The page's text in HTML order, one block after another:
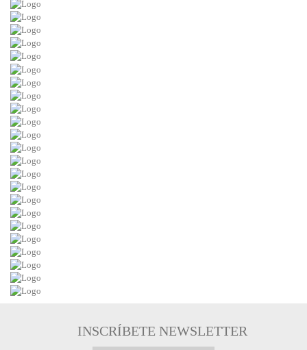
INSCRÍBETE NEWSLETTER